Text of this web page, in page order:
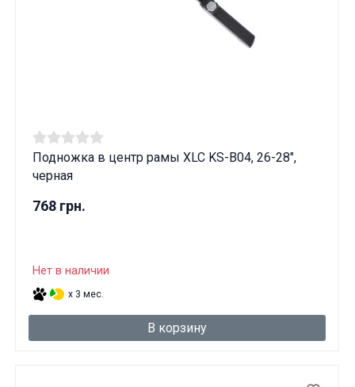
Подножка в центр рамы XLC KS-B04, 26-28",
черная
768 грн.
Нет в наличии
x 3 мес.
В корзину